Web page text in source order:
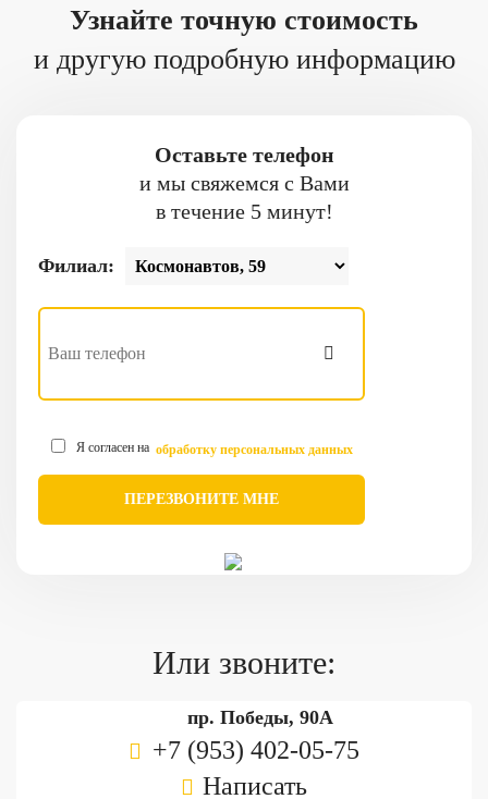
Узнайте точную стоимость
и другую подробную информацию
Оставьте телефон
и мы свяжемся с Вами
в течение 5 минут!
Филиал:
Я согласен на обработку персональных данных
Или звоните:
пр. Победы, 90А
+7 (953) 402-05-75
Написать